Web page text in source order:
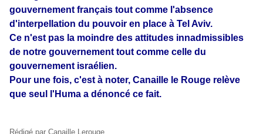
gouvernement français tout comme l'absence
d'interpellation du pouvoir en place à Tel Aviv.
Ce n'est pas la moindre des attitudes innadmissibles
de notre gouvernement tout comme celle du
gouvernement israélien.
Pour une fois, c'est à noter, Canaille le Rouge relève
que seul l'Huma a dénoncé ce fait.
Rédigé par Canaille Lerouge